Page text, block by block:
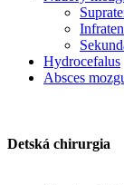
Hydrocefalus
Absces
Detská chirurgia